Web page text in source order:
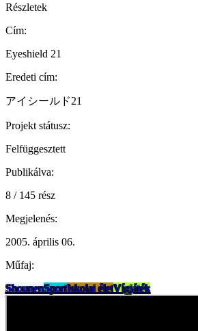
Részletek
Cím:
Eyeshield 21
Eredeti cím:
アイシールド21
Projekt státusz:
Felfüggesztett
Publikálva:
8 / 145 rész
Megjelenés:
2005. április 06.
Műfaj:
ShounenSportIskolai életVígjáték